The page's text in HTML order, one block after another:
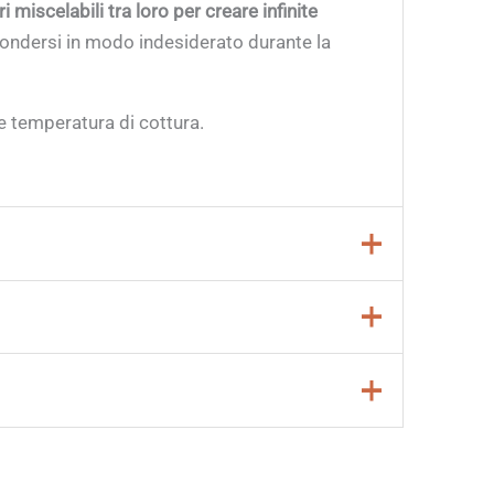
miscelabili tra loro per creare infinite
in modo indesiderato durante la
temperatura di cottura.
2-3 mani per